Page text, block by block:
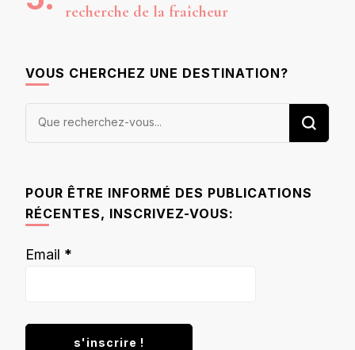
recherche de la fraîcheur
VOUS CHERCHEZ UNE DESTINATION?
Vous
POUR ÊTRE INFORMÉ DES PUBLICATIONS
RÉCENTES, INSCRIVEZ-VOUS:
Email *